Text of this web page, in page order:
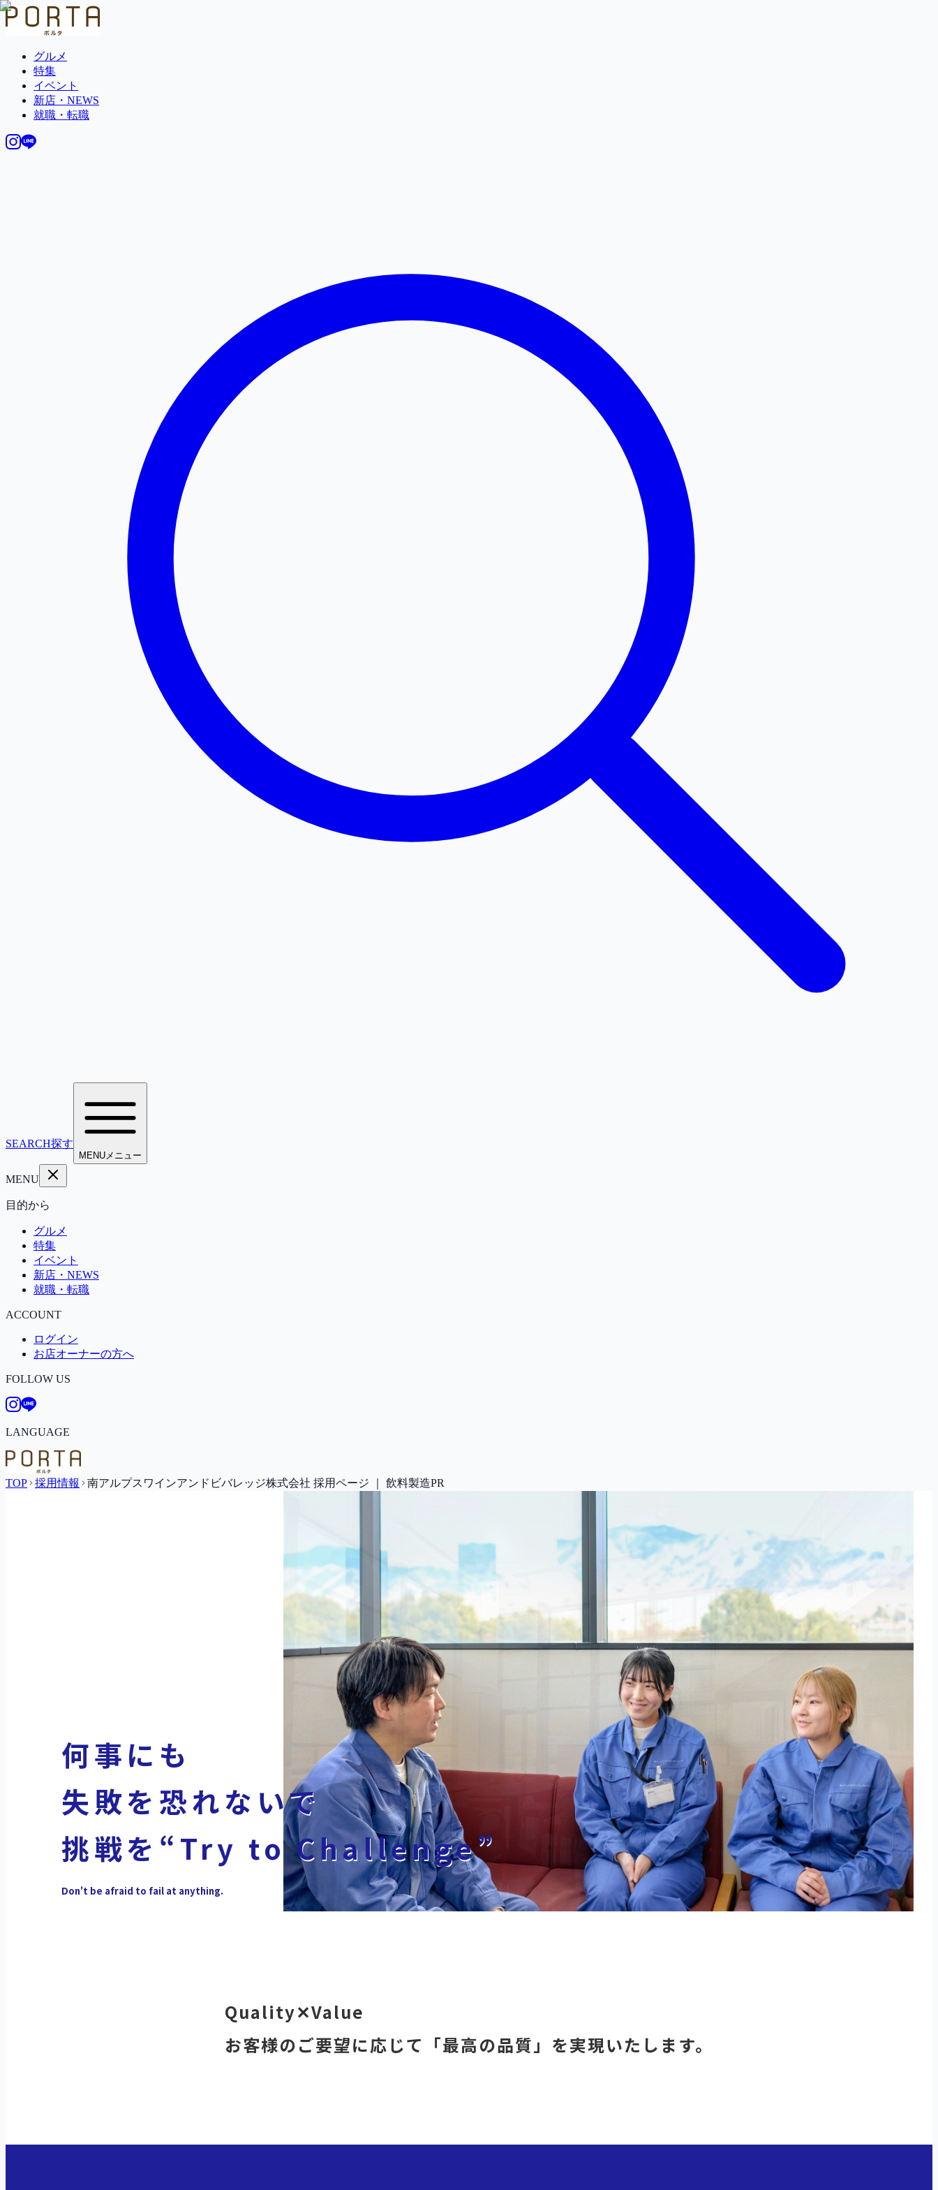
グルメ
特集
イベント
新店・NEWS
就職・転職
SEARCH探す
MENUメニュー
MENU
目的から
グルメ
特集
イベント
新店・NEWS
就職・転職
ACCOUNT
ログイン
お店オーナーの方へ
FOLLOW US
LANGUAGE
TOP 採用情報 南アルプスワインアンドビバレッジ株式会社 採用ページ ｜ 飲料製造PR